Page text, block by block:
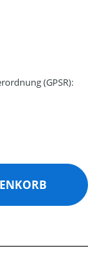
(GPSR):